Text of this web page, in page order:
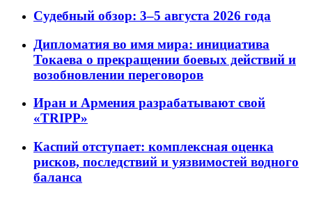
Судебный обзор: 3–5 августа 2026 года
Дипломатия во имя мира: инициатива
Токаева о прекращении боевых действий и
возобновлении переговоров
Иран и Армения разрабатывают свой
«TRIPP»
Каспий отступает: комплексная оценка
рисков, последствий и уязвимостей водного
баланса